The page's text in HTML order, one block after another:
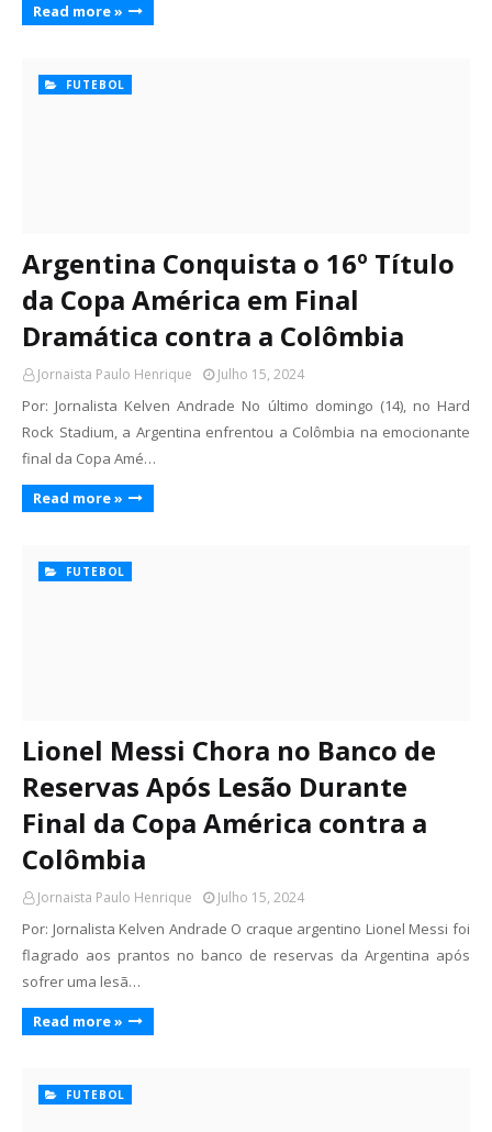
Read more »
FUTEBOL
Argentina Conquista o 16º Título
da Copa América em Final
Dramática contra a Colômbia
Jornaista Paulo Henrique Julho 15, 2024
Por: Jornalista Kelven Andrade No último domingo (14), no Hard
Rock Stadium, a Argentina enfrentou a Colômbia na emocionante
final da Copa Amé…
Read more »
FUTEBOL
Lionel Messi Chora no Banco de
Reservas Após Lesão Durante
Final da Copa América contra a
Colômbia
Jornaista Paulo Henrique Julho 15, 2024
Por: Jornalista Kelven Andrade O craque argentino Lionel Messi foi
flagrado aos prantos no banco de reservas da Argentina após
sofrer uma lesã…
Read more »
FUTEBOL